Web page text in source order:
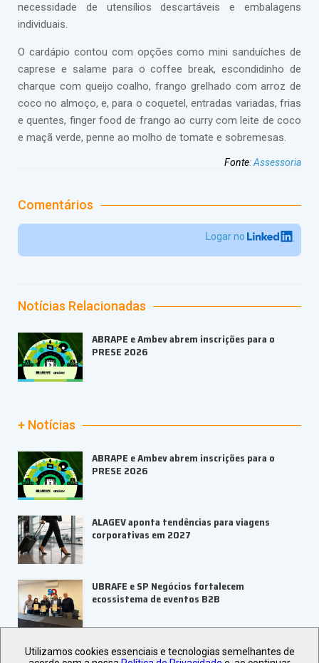
necessidade de utensílios descartáveis e embalagens
individuais.
O cardápio contou com opções como mini sanduíches de
caprese e salame para o coffee break, escondidinho de
charque com queijo coalho, frango grelhado com arroz de
coco no almoço, e, para o coquetel, entradas variadas, frias
e quentes, finger food de frango ao curry com leite de coco
e maçã verde, penne ao molho de tomate e sobremesas.
Fonte:Assessoria
Comentários
Logar no
Notícias Relacionadas
ABRAPE e Ambev abrem inscrições para o
PRESE 2026
+ Notícias
ABRAPE e Ambev abrem inscrições para o
PRESE 2026
ALAGEV aponta tendências para viagens
corporativas em 2027
UBRAFE e SP Negócios fortalecem
ecossistema de eventos B2B
ABIH-SP orienta setor hoteleiro sobre
Utilizamos cookies essenciais e tecnologias semelhantes de